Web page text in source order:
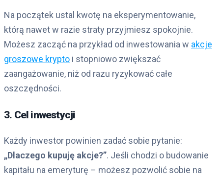
Na początek ustal kwotę na eksperymentowanie,
którą nawet w razie straty przyjmiesz spokojnie.
Możesz zacząć na przykład od inwestowania w akcje
groszowe krypto i stopniowo zwiększać
zaangażowanie, niż od razu ryzykować całe
oszczędności.
3. Cel inwestycji
Każdy inwestor powinien zadać sobie pytanie:
„Dlaczego kupuję akcje?”. Jeśli chodzi o budowanie
kapitału na emeryturę – możesz pozwolić sobie na